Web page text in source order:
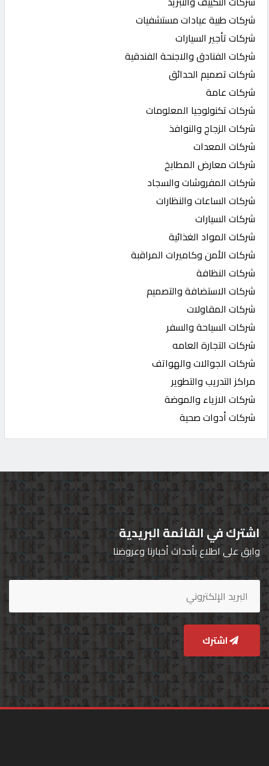
شركات طبية عيادات مستشفيات
شركات تأجير السيارات
شركات الفنادق والاجنحة الفندقية
شركات تصميم الحدائق
شركات عامة
شركات تكنولوجيا المعلومات
شركات الزجاج والنوافذ
شركات المعدات
شركات معارض المطابخ
شركات المفروشات والسجاد
شركات الساعات والنظارات
شركات السيارات
شركات المواد الغذائية
شركات الأمن وكاميرات المراقبة
شركات النظافة
شركات الاستضافة والتصميم
شركات المقاولات
شركات السياحة والسفر
شركات التجارة العامه
شركات الجوالات والهواتف
مراكز التدريب والتطوير
شركات الازياء والموضة
شركات أدوات صحية
اشترك في القائمة البريدية
وابق على اطلاع بأحداث أخبارنا وعروضنا
اشترك